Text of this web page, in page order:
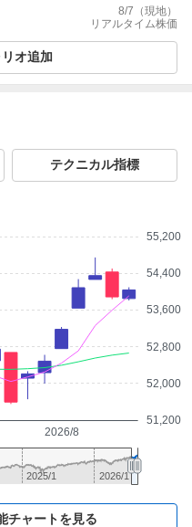
8/7 （現地）
リアルタイム株価
オ追加
テクニカル指標
51,200
52,000
52,800
53,600
54,400
55,200
2026/8
2025/1 2026/1
チャートを見る